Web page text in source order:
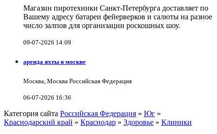
Магазин пиротехники Санкт-Петербурга доставляет по
Вашему адресу батареи фейерверков и салюты на разное
число залпов для организации роскошных шоу.
09-07-2026 14:09
аренда яхты в москве
Москва, Москва Российская Федерация
06-07-2026 16:36
Категория сайта Российская Федерация » Юг »
Краснодарский край » Краснодар » Здоровье » Клиники